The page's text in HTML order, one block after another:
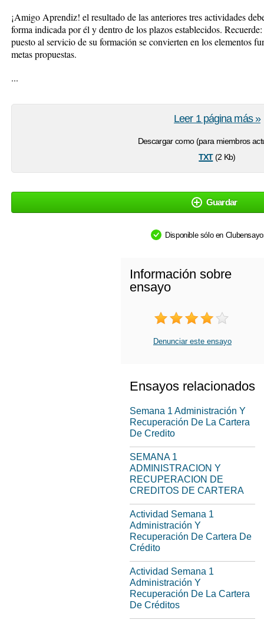
¡Amigo Aprendiz! el resultado de las anteriores tres actividades
forma indicada por él y dentro de los plazos establecidos.
puesto al servicio de su formación se convierten en los elementos
metas propuestas.
...
Descargar como (para miembros
txt(2 Kb)
Leer 1 página más »
Guardar
Disponible sólo en
Información sobre
ensayo
Denunciar este ensayo
Ensayos relacionados
Semana 1 Administración Y
Recuperación De La Cartera
De Credito
SEMANA 1
ADMINISTRACION Y
RECUPERACION DE
CREDITOS DE CARTERA
Actividad Semana 1
Administración Y
Recuperación De Cartera De
Crédito
Actividad Semana 1
Administración Y
Recuperación De La Cartera
De Créditos